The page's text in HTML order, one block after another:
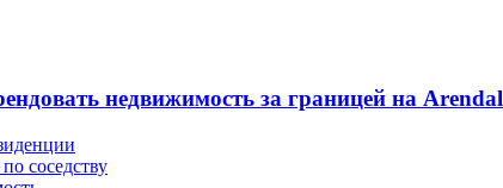
недвижимость за границей на Arendal
соседству